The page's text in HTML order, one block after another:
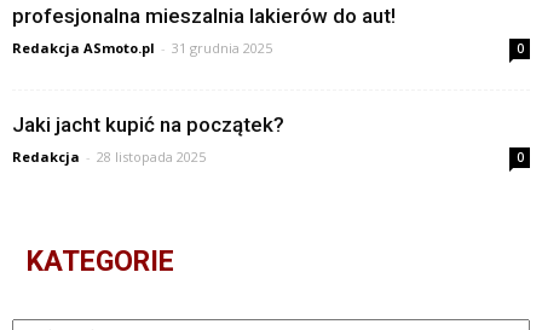
profesjonalna mieszalnia lakierów do aut!
Redakcja ASmoto.pl - 31 grudnia 2025 0
Jaki jacht kupić na początek?
Redakcja - 28 listopada 2025 0
KATEGORIE
Kategorie